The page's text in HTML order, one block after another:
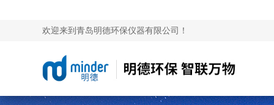
欢迎来到青岛明德环保仪器有限公司！